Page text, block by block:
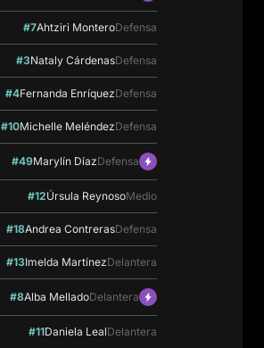
#7Ahtziri MonteroDefensa
#3Nataly CárdenasDefensa
#4Fernanda EnríquezDefensa
#10Michelle MeléndezDefensa
#49Marylín DíazDefensa
#12Úrsula ReynosoMedio
#18Andrea ContrerasDefensa
#13Imelda MartínezDelantera
#8Alba MelladoDelantera
#11Daniela LealDelantera